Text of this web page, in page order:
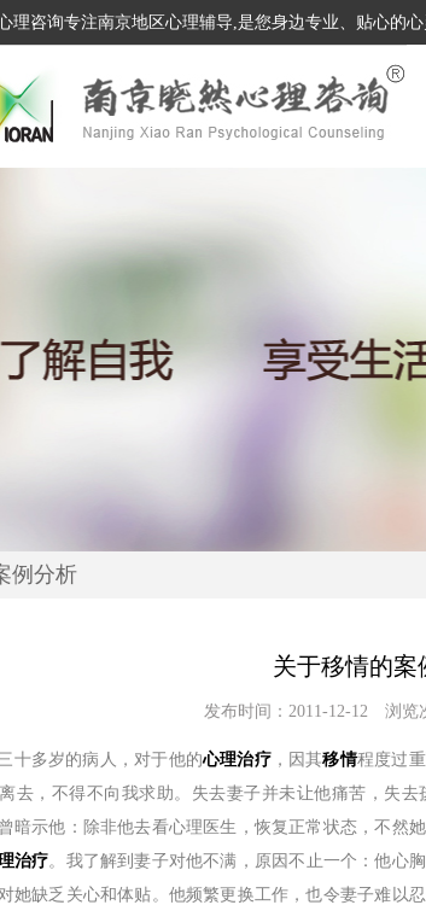
理咨询专注南京地区心理辅导,是您身边专业、贴心的
例分析
关于移情的案
发布时间：2011-12-12 浏览
十多岁的病人，对于他的心理治疗，因其移情程度过
去，不得不向我求助。失去妻子并未让他痛苦，失
暗示他：除非他去看心理医生，恢复正常状态，不然
治疗。我了解到妻子对他不满，原因不止一个：他心
她缺乏关心和体贴。他频繁更换工作，也令妻子难以